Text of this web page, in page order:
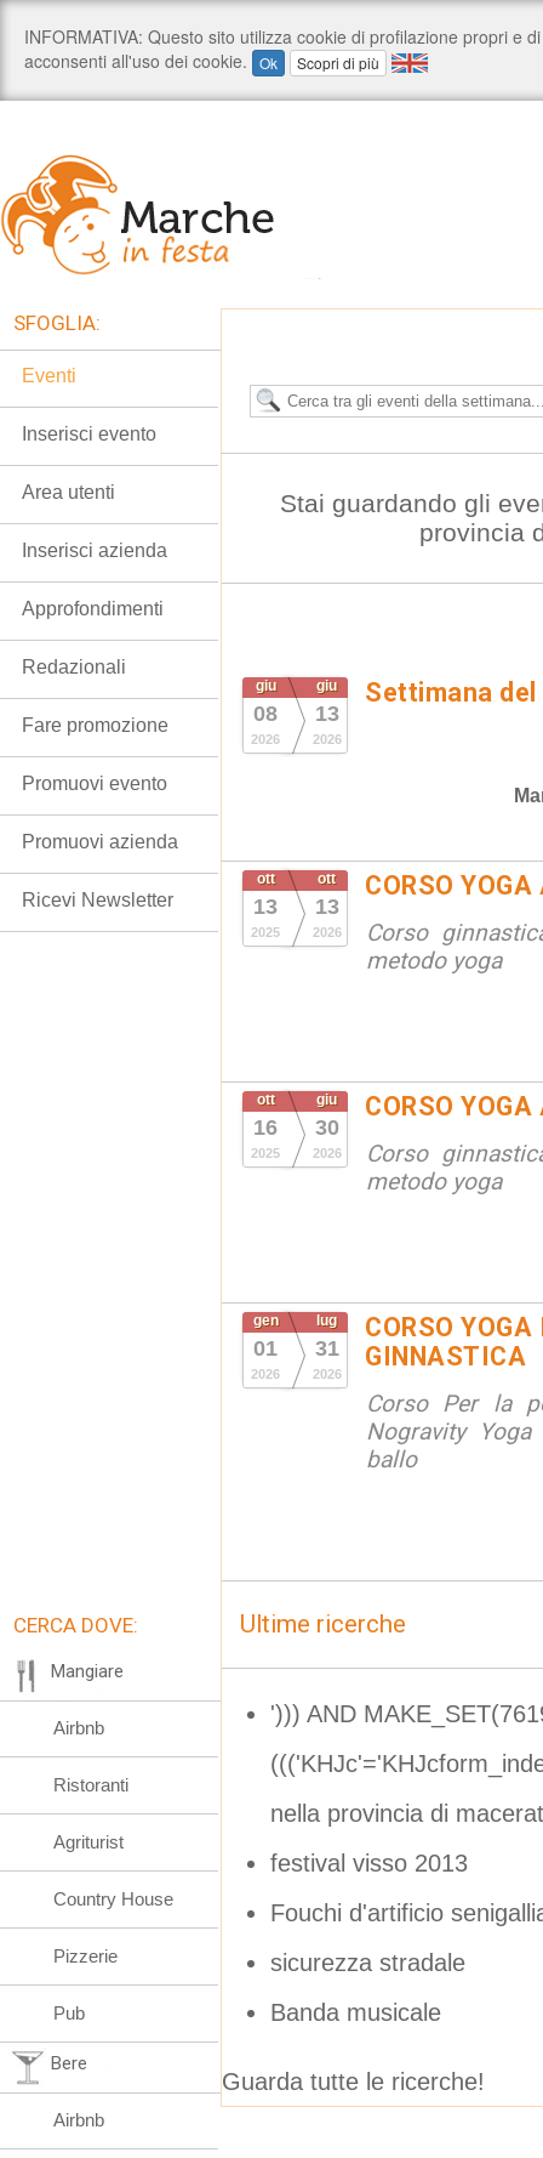
Stai guardando gli
provincia
giu
08
2026
giu
13
2026
Settimana
ott
13
2025
ott
13
2026
CORSO
Corso
metodo yoga
ott
16
2025
giu
30
2026
CORSO
Corso
metodo yoga
gen
01
2026
lug
31
2026
CORSO
GINNASTICA
Corso Per la
Nogravity
ballo
Ultime ricerche
'))) AND
nella provincia di
festival visso 2013
Fouchi d'artificio
sicurezza stradale
Banda musicale
Guarda tutte le ricerche!
SFOGLIA:
Eventi
Inserisci evento
Area utenti
Inserisci azienda
Approfondimenti
Redazionali
Fare promozione
Promuovi evento
Promuovi azienda
Ricevi Newsletter
CERCA DOVE:
Mangiare
Airbnb
Ristoranti
Agriturist
Country House
Pizzerie
Pub
Bere
Airbnb